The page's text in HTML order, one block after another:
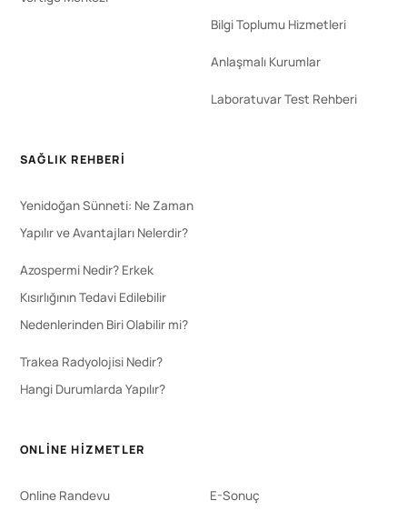
Bilgi Toplumu Hizmetleri
Anlaşmalı Kurumlar
Laboratuvar Test Rehberi
SAĞLIK REHBERI
Yenidoğan Sünneti: Ne Zaman
Yapılır ve Avantajları Nelerdir?
Azospermi Nedir? Erkek
Kısırlığının Tedavi Edilebilir
Nedenlerinden Biri Olabilir mi?
Trakea Radyolojisi Nedir?
Hangi Durumlarda Yapılır?
ONLINE HIZMETLER
Online Randevu E-Sonuç